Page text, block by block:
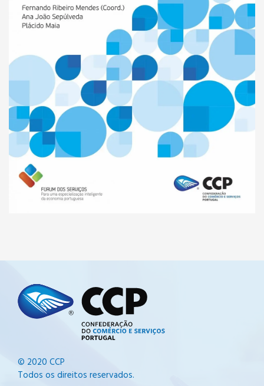
© 2020 CCP
Todos os direitos reservados.